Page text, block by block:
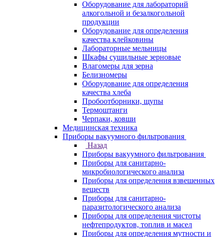
Оборудование для лабораторий
алкогольной и безалкогольной
продукции
Оборудование для определения
качества клейковины
Лабораторные мельницы
Шкафы сушильные зерновые
Влагомеры для зерна
Белизномеры
Оборудование для определения
качества хлеба
Пробоотборники, щупы
Термоштанги
Черпаки, ковши
Медицинская техника
Приборы вакуумного фильтрования
Назад
Приборы вакуумного фильтрования
Приборы для санитарно-
микробиологического анализа
Приборы для определения взвешенных
веществ
Приборы для санитарно-
паразитологического анализа
Приборы для определения чистоты
нефтепродуктов, топлив и масел
Приборы для определения мутности и